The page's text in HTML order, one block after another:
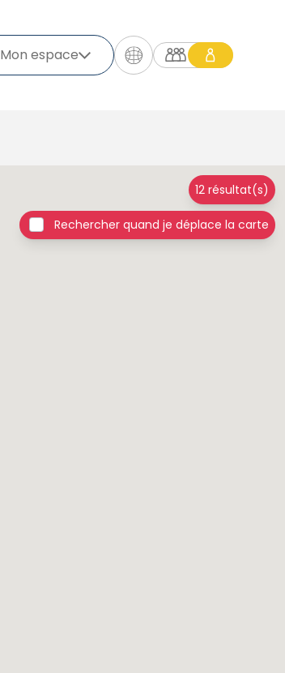
Mon espace
12 résultat(s)
Rechercher quand je déplace la carte